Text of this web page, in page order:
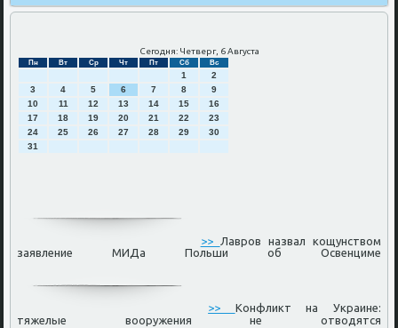
Сегодня: Четверг, 6 Августа
Пн Вт Ср Чт Пт Сб Вс
1
2
3
4 5 6 7 8
9
10
11 12 13 14 15
16
17
18 19 20 21 22
23
24
25 26 27 28 29
30
31
>>
Лавров назвал кощунством
заявление МИДа Польши об Освенциме
>> Конфликт на Украине:
тяжелые вооружения не отводятся